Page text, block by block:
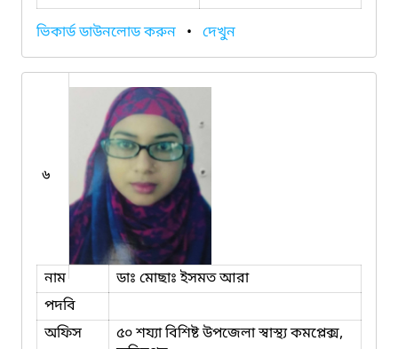
ভিকার্ড ডাউনলোড করুন • দেখুন
৬
নাম
ডাঃ মোছাঃ ইসমত আরা
পদবি
অফিস
৫০ শয্যা বিশিষ্ট উপজেলা স্বাস্থ্য কমপ্লেক্স,